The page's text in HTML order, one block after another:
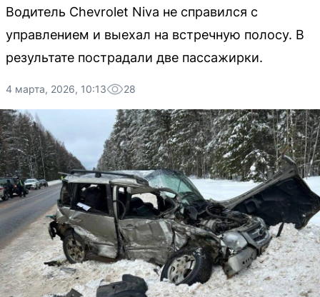
Водитель Chevrolet Niva не справился с
управлением и выехал на встречную полосу. В
результате пострадали две пассажирки.
4 марта, 2026, 10:13 28